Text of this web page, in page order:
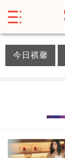
今日祺馨